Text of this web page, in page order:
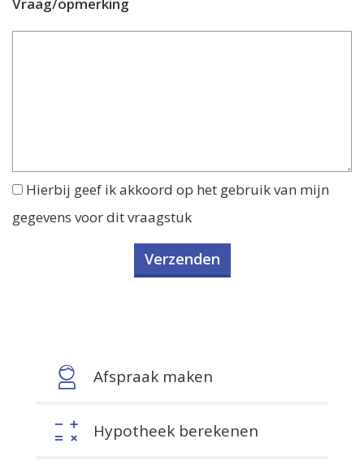
Vraag/opmerking
Hierbij geef ik akkoord op het gebruik van mijn
gegevens voor dit vraagstuk
Afspraak maken
Hypotheek berekenen